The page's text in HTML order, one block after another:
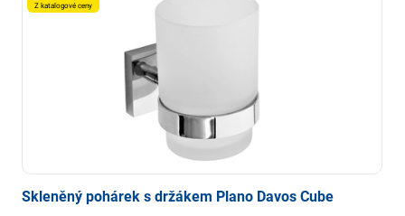
Z katalogové ceny
Skleněný pohárek s držákem Plano Davos Cube